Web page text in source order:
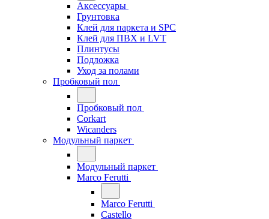
Аксессуары
Грунтовка
Клей для паркета и SPC
Клей для ПВХ и LVT
Плинтусы
Подложка
Уход за полами
Пробковый пол
Пробковый пол
Corkart
Wicanders
Модульный паркет
Модульный паркет
Marco Ferutti
Marco Ferutti
Castello